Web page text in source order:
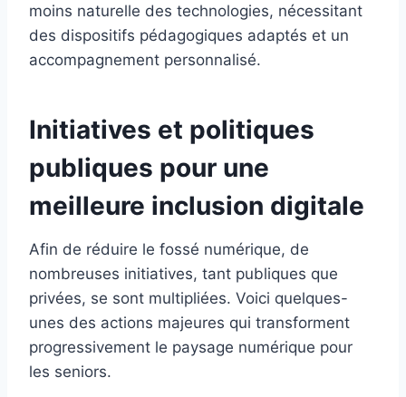
moins naturelle des technologies, nécessitant
des dispositifs pédagogiques adaptés et un
accompagnement personnalisé.
Initiatives et politiques
publiques pour une
meilleure inclusion digitale
Afin de réduire le fossé numérique, de
nombreuses initiatives, tant publiques que
privées, se sont multipliées. Voici quelques-
unes des actions majeures qui transforment
progressivement le paysage numérique pour
les seniors.